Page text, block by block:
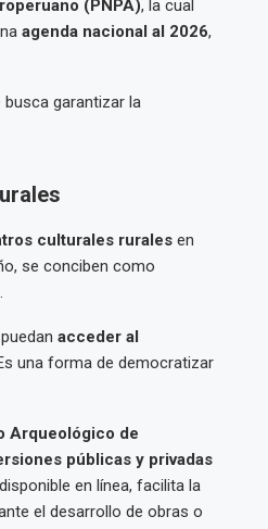
(PNPA), la cual
agenda nacional al 2026,
garantizar la
culturales ruralesen
se conciben como
.
acceder al
una forma de democratizar
Arqueológico de
públicas y privadas
en línea, facilita la
el desarrollo de obras o